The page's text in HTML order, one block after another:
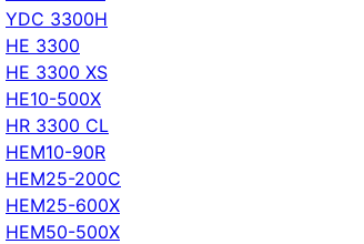
YDC 3300H
HE 3300
HE 3300 XS
HE10-500X
HR 3300 CL
HEM10-90R
HEM25-200C
HEM25-600X
HEM50-500X